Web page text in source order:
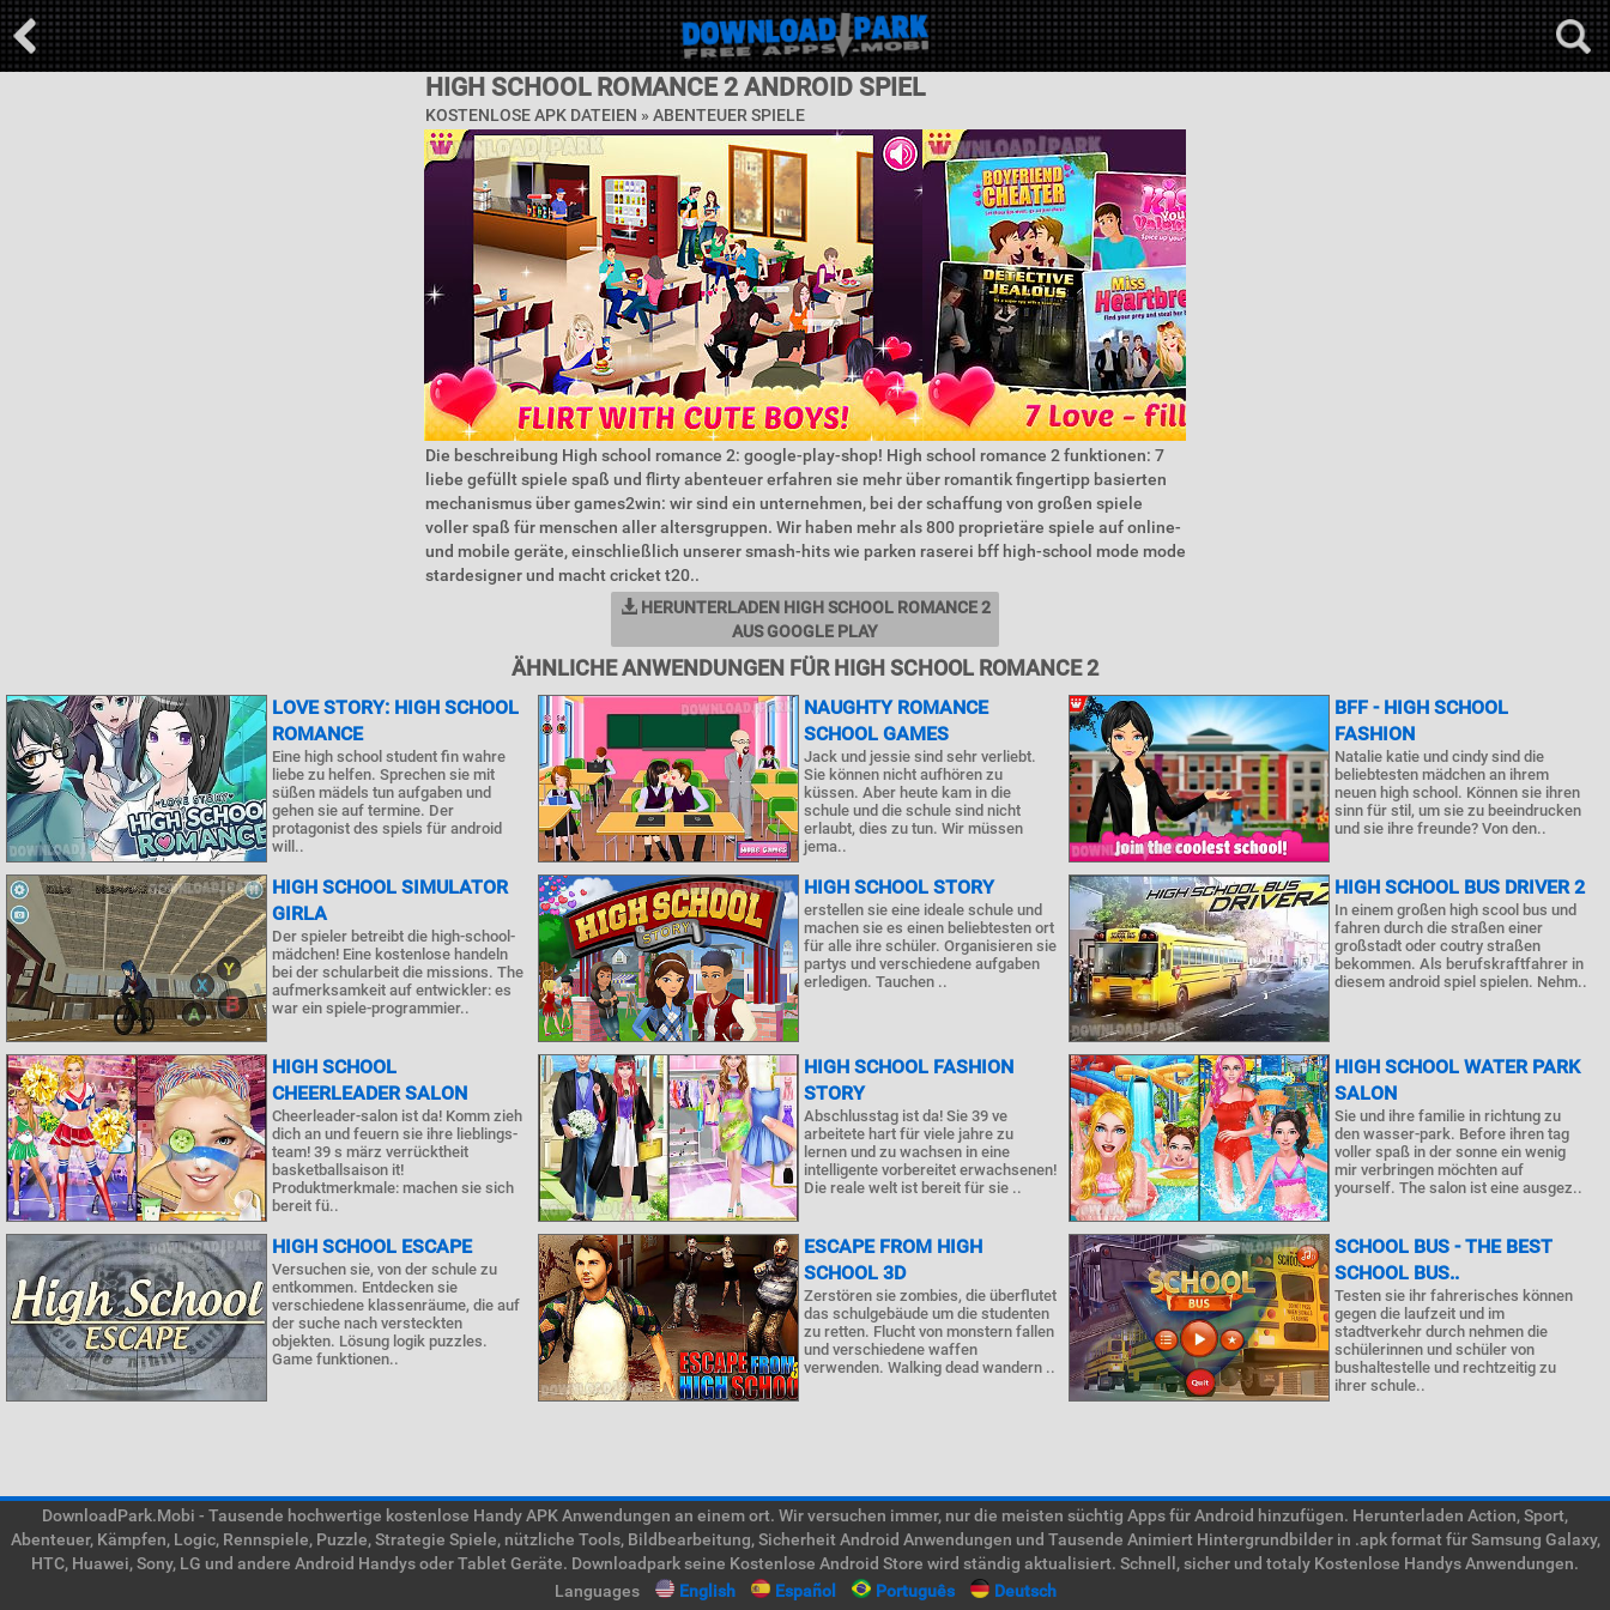
HIGH SCHOOL ROMANCE 2 ANDROID SPIEL
KOSTENLOSE APK DATEIEN » ABENTEUER SPIELE
Die beschreibung High school romance 2: google-play-shop! High school romance 2 funktionen: 7
liebe gefüllt spiele spaß und flirty abenteuer erfahren sie mehr über romantik fingertipp basierten
mechanismus über games2win: wir sind ein unternehmen, bei der schaffung von großen spiele
voller spaß für menschen aller altersgruppen. Wir haben mehr als 800 proprietäre spiele auf online-
und mobile geräte, einschließlich unserer smash-hits wie parken raserei bff high-school mode mode
stardesigner und macht cricket t20..
HERUNTERLADEN HIGH SCHOOL ROMANCE 2
AUS GOOGLE PLAY
ÄHNLICHE ANWENDUNGEN FÜR HIGH SCHOOL ROMANCE 2
LOVE STORY: HIGH SCHOOL
ROMANCE
Eine high school student fin wahre
liebe zu helfen. Sprechen sie mit
süßen mädels tun aufgaben und
gehen sie auf termine. Der
protagonist des spiels für android
will..
NAUGHTY ROMANCE
SCHOOL GAMES
Jack und jessie sind sehr verliebt.
Sie können nicht aufhören zu
küssen. Aber heute kam in die
schule und die schule sind nicht
erlaubt, dies zu tun. Wir müssen
jema..
BFF - HIGH SCHOOL
FASHION
Natalie katie und cindy sind die
beliebtesten mädchen an ihrem
neuen high school. Können sie ihren
sinn für stil, um sie zu beeindrucken
und sie ihre freunde? Von den..
HIGH SCHOOL SIMULATOR
GIRLA
Der spieler betreibt die high-school-
mädchen! Eine kostenlose handeln
bei der schularbeit die missions. The
aufmerksamkeit auf entwickler: es
war ein spiele-programmier..
HIGH SCHOOL STORY
erstellen sie eine ideale schule und
machen sie es einen beliebtesten ort
für alle ihre schüler. Organisieren sie
partys und verschiedene aufgaben
erledigen. Tauchen ..
HIGH SCHOOL BUS DRIVER 2
In einem großen high scool bus und
fahren durch die straßen einer
großstadt oder coutry straßen
bekommen. Als berufskraftfahrer in
diesem android spiel spielen. Nehm..
HIGH SCHOOL
CHEERLEADER SALON
Cheerleader-salon ist da! Komm zieh
dich an und feuern sie ihre lieblings-
team! 39 s märz verrücktheit
basketballsaison it!
Produktmerkmale: machen sie sich
bereit fü..
HIGH SCHOOL FASHION
STORY
Abschlusstag ist da! Sie 39 ve
arbeitete hart für viele jahre zu
lernen und zu wachsen in eine
intelligente vorbereitet erwachsenen!
Die reale welt ist bereit für sie ..
HIGH SCHOOL WATER PARK
SALON
Sie und ihre familie in richtung zu
den wasser-park. Before ihren tag
voller spaß in der sonne ein wenig
mir verbringen möchten auf
yourself. The salon ist eine ausgez..
HIGH SCHOOL ESCAPE
Versuchen sie, von der schule zu
entkommen. Entdecken sie
verschiedene klassenräume, die auf
der suche nach versteckten
objekten. Lösung logik puzzles.
Game funktionen..
ESCAPE FROM HIGH
SCHOOL 3D
Zerstören sie zombies, die überflutet
das schulgebäude um die studenten
zu retten. Flucht von monstern fallen
und verschiedene waffen
verwenden. Walking dead wandern ..
SCHOOL BUS - THE BEST
SCHOOL BUS..
Testen sie ihr fahrerisches können
gegen die laufzeit und im
stadtverkehr durch nehmen die
schülerinnen und schüler von
bushaltestelle und rechtzeitig zu
ihrer schule..
DownloadPark.Mobi - Tausende hochwertige kostenlose Handy APK Anwendungen an einem ort. Wir versuchen immer, nur die meisten süchtig Apps für Android hinzufügen. Herunterladen Action, Sport,
Abenteuer, Kämpfen, Logic, Rennspiele, Puzzle, Strategie Spiele, nützliche Tools, Bildbearbeitung, Sicherheit Android Anwendungen und Tausende Animiert Hintergrundbilder in .apk format für Samsung Galaxy,
HTC, Huawei, Sony, LG und andere Android Handys oder Tablet Geräte. Downloadpark seine Kostenlose Android Store wird ständig aktualisiert. Schnell, sicher und totaly Kostenlose Handys Anwendungen.
Languages
English Español Português
Deutsch